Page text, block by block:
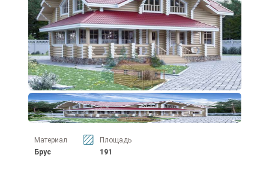
Материал
Брус
Площадь
191